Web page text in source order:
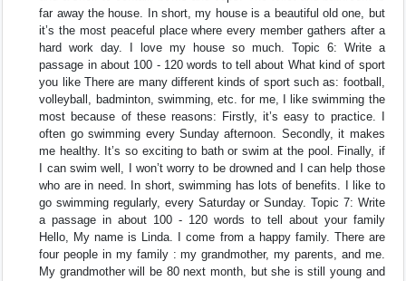
far away the house. In short, my house is a beautiful old one, but
it’s the most peaceful place where every member gathers after a
hard work day. I love my house so much. Topic 6: Write a
passage in about 100 - 120 words to tell about What kind of sport
you like There are many different kinds of sport such as: football,
volleyball, badminton, swimming, etc. for me, I like swimming the
most because of these reasons: Firstly, it’s easy to practice. I
often go swimming every Sunday afternoon. Secondly, it makes
me healthy. It’s so exciting to bath or swim at the pool. Finally, if
I can swim well, I won’t worry to be drowned and I can help those
who are in need. In short, swimming has lots of benefits. I like to
go swimming regularly, every Saturday or Sunday. Topic 7: Write
a passage in about 100 - 120 words to tell about your family
Hello, My name is Linda. I come from a happy family. There are
four people in my family : my grandmother, my parents, and me.
My grandmother will be 80 next month, but she is still young and